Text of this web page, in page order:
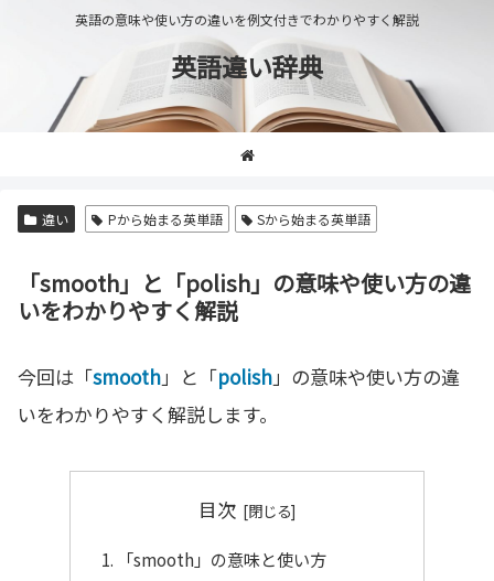
英語の意味や使い方の違いを例文付きでわかりやすく解説
英語違い辞典
違い Pから始まる英単語 Sから始まる英単語
「smooth」と「polish」の意味や使い方の違
いをわかりやすく解説
今回は「smooth」と「polish」の意味や使い方の違
いをわかりやすく解説します。
目次
「smooth」の意味と使い方